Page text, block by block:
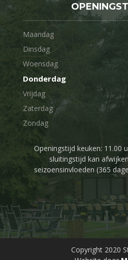
Maandag
Dinsdag
Woensdag
Donderdag
Vrijdag
Zaterdag
Zondag
Openingstijd keuken: 11.00
sluitingstijd kan
seizoensinvloeden (365
Copyright 2020